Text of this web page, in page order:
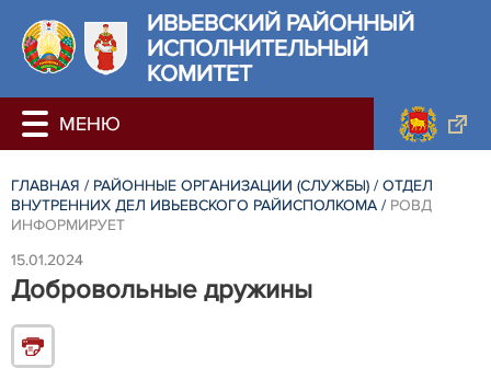
ИВЬЕВСКИЙ РАЙОННЫЙ
ИСПОЛНИТЕЛЬНЫЙ
КОМИТЕТ
ГЛАВНАЯ / РАЙОННЫЕ ОРГАНИЗАЦИИ (СЛУЖБЫ) / ОТДЕЛ
ВНУТРЕННИХ ДЕЛ ИВЬЕВСКОГО РАЙИСПОЛКОМА / РОВД
ИНФОРМИРУЕТ
15.01.2024
Добровольные дружины